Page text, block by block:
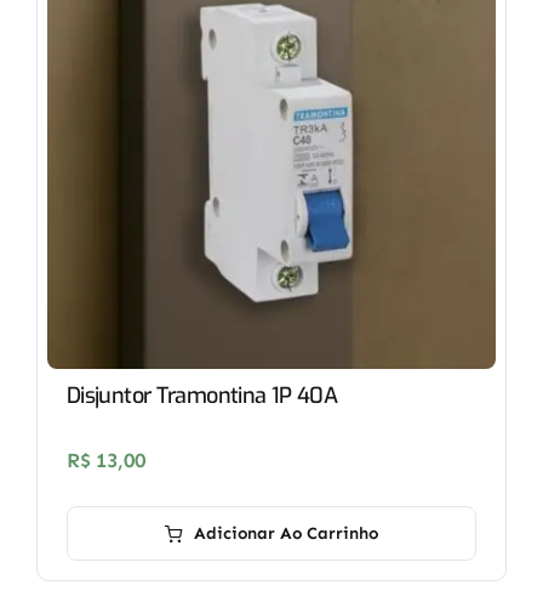
Disjuntor Tramontina 1P 40A
R$ 13,00
Adicionar Ao Carrinho